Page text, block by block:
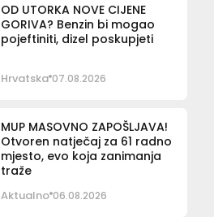
OD UTORKA NOVE CIJENE
GORIVA? Benzin bi mogao
pojeftiniti, dizel poskupjeti
Hrvatska 07.08.2026
MUP MASOVNO ZAPOŠLJAVA!
Otvoren natječaj za 61 radno
mjesto, evo koja zanimanja
traže
Aktualno 06.08.2026